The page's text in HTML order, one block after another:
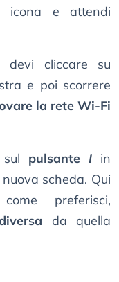
icona e attendi
devi cliccare su
e poi scorrere
la rete Wi-Fi
pulsanteI in
scheda. Qui
preferisci,
da quella